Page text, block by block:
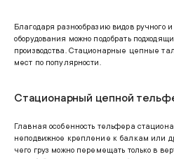
Благодаря разнообразию видов ручного
оборудования можно подобрать
производства. Стационарные цепные
мест по популярности.
Стационарный цепной
Главная особенность тельфера
неподвижное крепление к балкам или
чего груз можно перемещать только в